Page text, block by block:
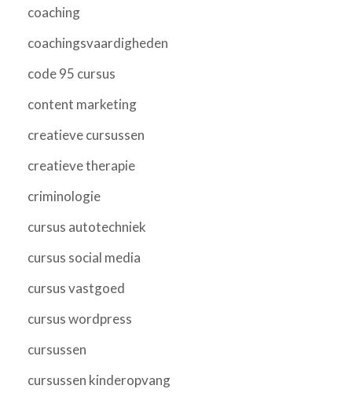
coaching
coachingsvaardigheden
code 95 cursus
content marketing
creatieve cursussen
creatieve therapie
criminologie
cursus autotechniek
cursus social media
cursus vastgoed
cursus wordpress
cursussen
cursussen kinderopvang